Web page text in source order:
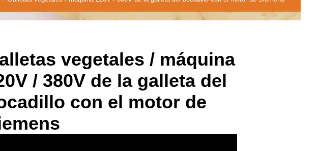
vegetales / máquina
/ 380V de la galleta del
con el motor de